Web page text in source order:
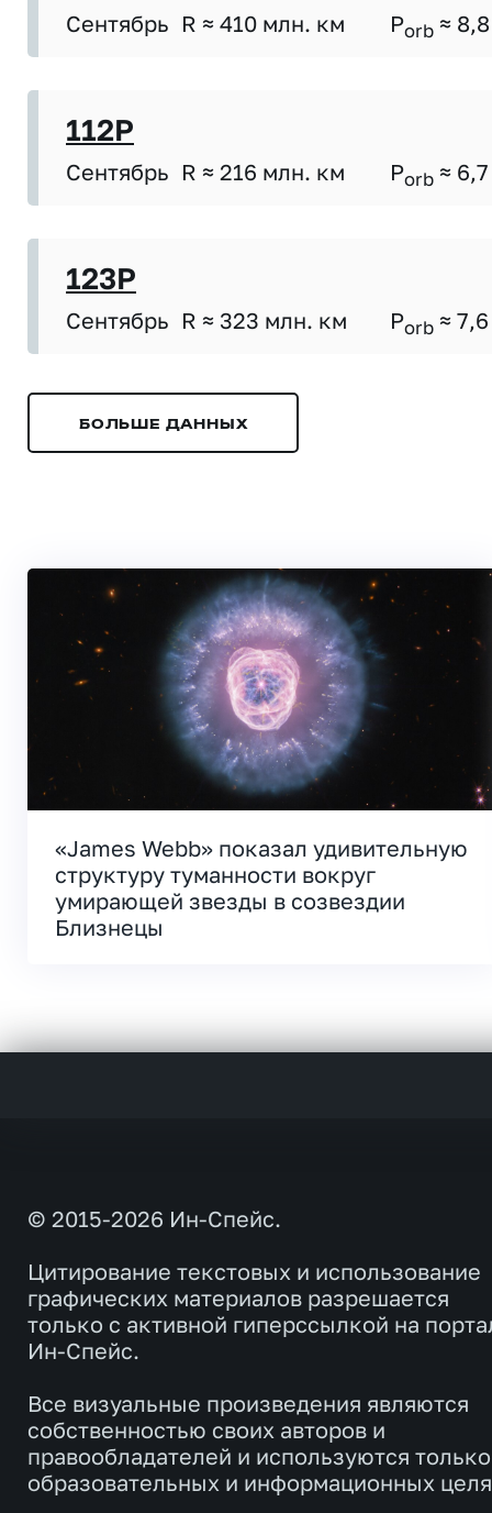
Сентябрь R ≈ 410 млн. км Porb ≈ 8,8
112P
Сентябрь R ≈ 216 млн. км Porb ≈ 6,7
123P
Сентябрь R ≈ 323 млн. км Porb ≈ 7,6
БОЛЬШЕ ДАННЫХ
«James Webb» показал удивительную
структуру туманности вокруг
умирающей звезды в созвездии
Близнецы
© 2015-2026 Ин-Спейс.
Цитирование текстовых и использование
графических материалов разрешается
только с активной гиперссылкой на
Ин-Спейс.
Все визуальные произведения являются
собственностью своих авторов и
правообладателей и используются
образовательных и информационных